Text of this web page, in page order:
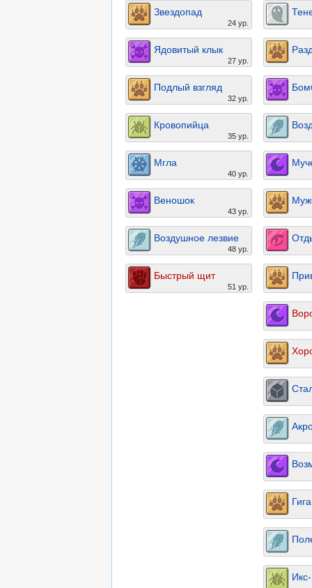
Звездопад
24 ур.
Ядовитый клык
27 ур.
Подлый взгляд
32 ур.
Кровопийца
35 ур.
Мгла
40 ур.
Веношок
43 ур.
Воздушное лезвие
48 ур.
Быстрый щит
51 ур.